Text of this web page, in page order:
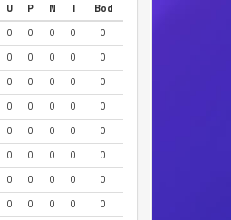
U P N I
Bod
0 0 0 0
0
0 0 0 0
0
0 0 0 0
0
0 0 0 0
0
0 0 0 0
0
0 0 0 0
0
0 0 0 0
0
0 0 0 0
0